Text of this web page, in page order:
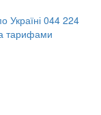
Україні 044 224
тарифами